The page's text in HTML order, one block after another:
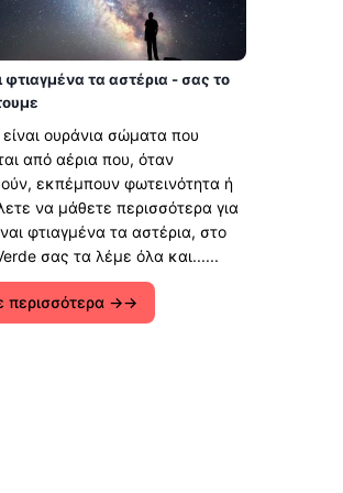
φτιαγμένα τα αστέρια - σας το
ουράνια σώματα που
από αέρια που, όταν
εκπέμπουν φωτεινότητα ή
να μάθετε περισσότερα για
φτιαγμένα τα αστέρια, στο
σας τα λέμε όλα και......
περισσότερα →